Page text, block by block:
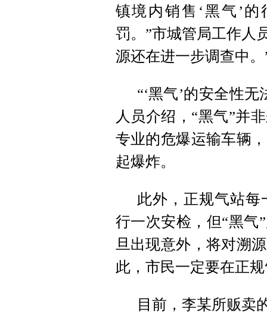
镇境内销售‘黑气’
罚。”市城管局工作人
源还在进一步调查中。
“‘黑气’的安全性
人员介绍，“黑气”并
专业的危爆运输车辆
起爆炸。
此外，正规气站
行一次安检，但“黑气
旦出现意外，将对溯
此，市民一定要在正
目前，李某所贩卖